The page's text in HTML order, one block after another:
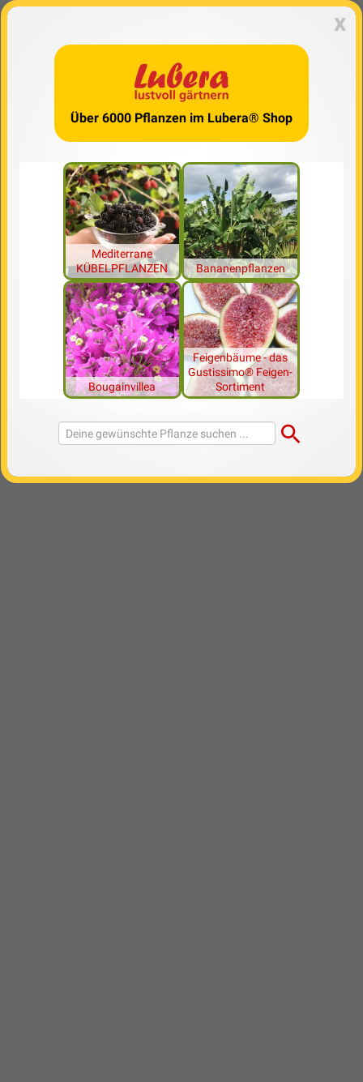
x
Über 6000 Pflanzen im Lubera® Shop
Mediterrane
KÜBELPFLANZEN
Bananenpflanzen
Bougainvillea
Feigenbäume - das
Gustissimo® Feigen-
Sortiment